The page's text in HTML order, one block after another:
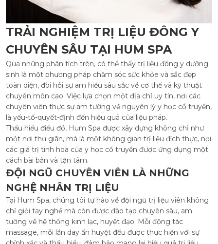
TRẢI NGHIỆM TRỊ LIỆU ĐÔNG Y
CHUYÊN SÂU TẠI HUM SPA
Qua những phân tích trên, có thể thấy trị liệu đông y dưỡng
sinh là một phương pháp chăm sóc sức khỏe và sắc đẹp
toàn diện, đòi hỏi sự am hiểu sâu sắc về cơ thể và kỹ thuật
chuyên môn cao. Việc lựa chọn một địa chỉ uy tín, nơi các
chuyên viên thực sự am tường về nguyên lý y học cổ truyền,
là yếu-tố-quyết-định đến hiệu quả của liệu pháp.
Thấu hiểu điều đó, Hum Spa được xây dựng không chỉ như
một nơi thư giãn, mà là một không gian trị liệu đích thực, nơi
các giá trị tinh hoa của y học cổ truyền được ứng dụng một
cách bài bản và tận tâm.
ĐỘI NGŨ CHUYÊN VIÊN LÀ NHỮNG
NGHỆ NHÂN TRỊ LIỆU
Tại Hum Spa, chúng tôi tự hào về đội ngũ trị liệu viên không
chỉ giỏi tay nghề mà còn được đào tạo chuyên sâu, am
tường về hệ thống kinh lạc, huyệt đạo. Mỗi động tác
massage, mỗi lần day ấn huyệt đều được thực hiện với sự